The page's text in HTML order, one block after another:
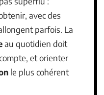
avec des
parfois. La
au quotidien doit
et orienter
le plus cohérent